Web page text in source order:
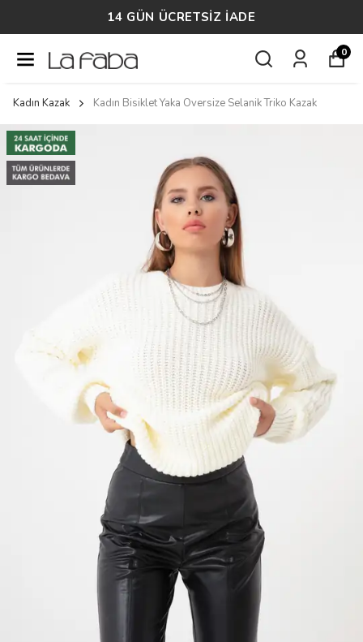
14 GÜN ÜCRETSİZ İADE
0
Kadın Kazak Kadın Bisiklet Yaka Oversize Selanik Triko Kazak